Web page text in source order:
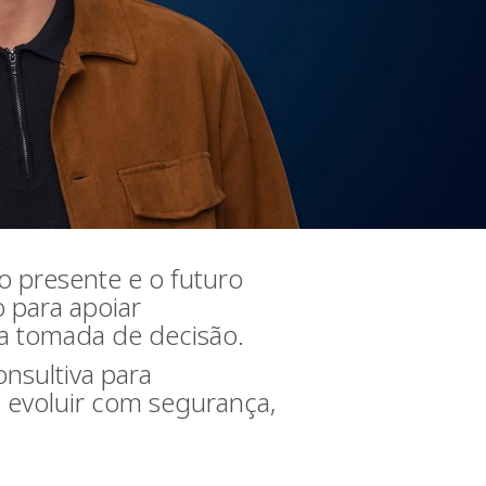
presente e o futuro
para apoiar
tomada de decisão.
para
com segurança,